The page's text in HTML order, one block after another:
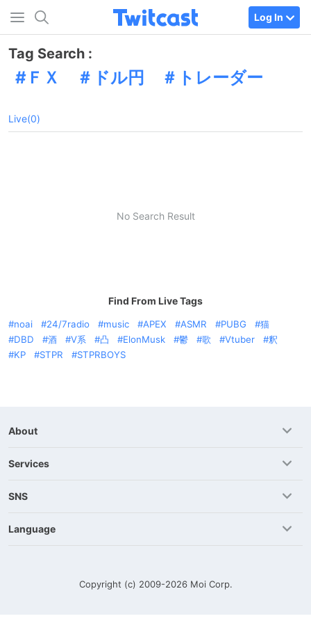
Log In
Tag Search :
ＦＸ ＃ドル円 ＃トレーダー
Live(0)
No Search Result
Find From Live Tags
noai 24/7radio music APEX ASMR PUBG
猫
DBD
酒 V系 凸 ElonMusk 鬱 歌 Vtuber
釈
KP
STPR STPRBOYS
About
Services
SNS
Language
Copyright (c) 2009-2026 Moi Corp.